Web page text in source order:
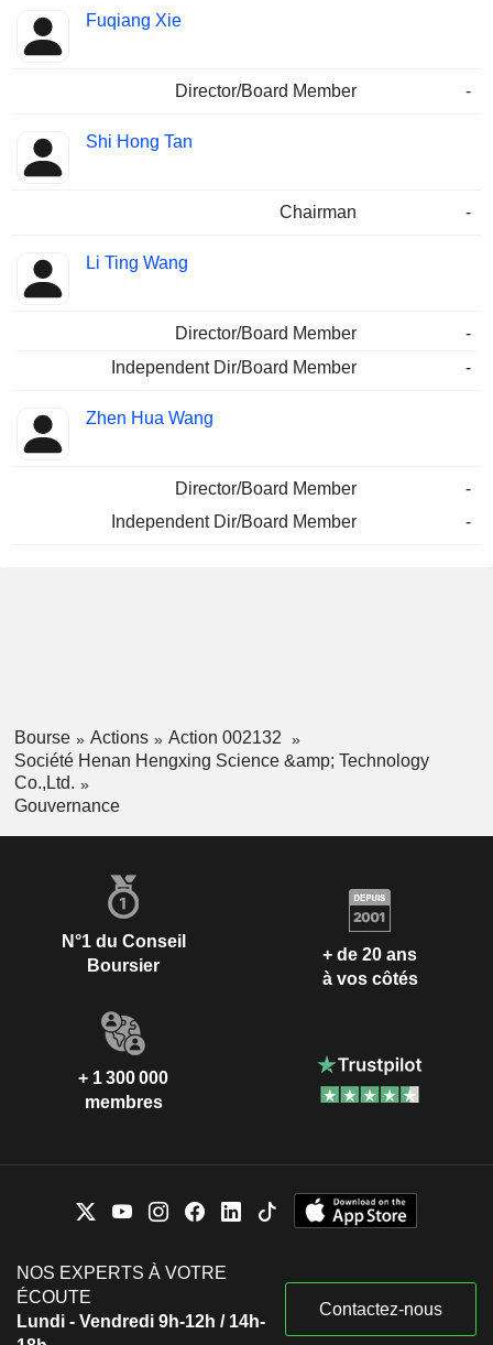
Fuqiang Xie
Director/Board Member -
Shi Hong Tan
Chairman -
Li Ting Wang
Director/Board Member
-
Independent Dir/Board Member
-
Zhen Hua Wang
Director/Board Member
-
Independent Dir/Board Member
-
Bourse Actions
Action 002132
Société Henan Hengxing Science &amp; Technology
Co.,Ltd.
Gouvernance
N°1 du Conseil
Boursier
+ de 20 ans
à vos côtés
+ 1 300 000
membres
NOS EXPERTS À VOTRE
ÉCOUTE
Lundi - Vendredi 9h-12h / 14h-
Contactez-nous